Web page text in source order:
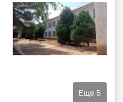
Еще 5